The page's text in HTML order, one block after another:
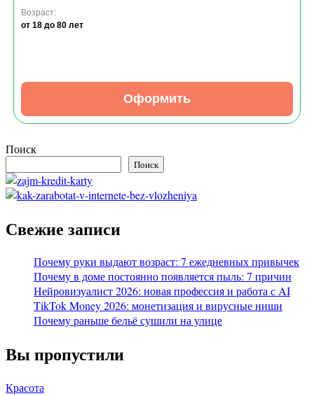
Возраст:
от 18 до 80 лет
Оформить
Поиск
Поиск
Свежие записи
Почему руки выдают возраст: 7 ежедневных привычек
Почему в доме постоянно появляется пыль: 7 причин
Нейровизуалист 2026: новая профессия и работа с AI
TikTok Money 2026: монетизация и вирусные ниши
Почему раньше бельё сушили на улице
Вы пропустили
Красота